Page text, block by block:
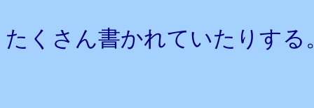
たくさん書かれていたりする